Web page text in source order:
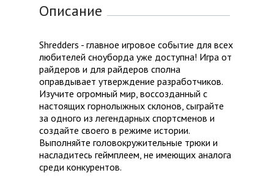
Описание
Shredders - главное игровое событие для всех
любителей сноуборда уже доступна! Игра от
райдеров и для райдеров сполна
оправдывает утверждение разработчиков.
Изучите огромный мир, воссозданный с
настоящих горнолыжных склонов, сыграйте
за одного из легендарных спортсменов и
создайте своего в режиме истории.
Выполняйте головокружительные трюки и
насладитесь геймплеем, не имеющих аналога
среди конкурентов.